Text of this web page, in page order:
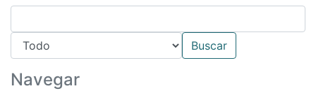
Navegar